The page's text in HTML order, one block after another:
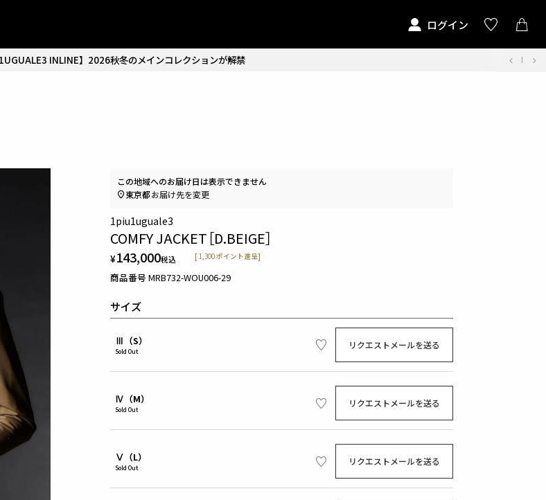
ログイン
INLINE】2026秋冬のメインコレクションが解禁
1piu1uguale3
COMFY JACKET［D.BEIGE］
¥143,000税込 [1,300ポイント進呈]
商品番号 MRB732-WOU006-29
サイズ
Ⅲ（S）
Sold Out
リクエストメールを送る
Ⅳ（M）
Sold Out
リクエストメールを送る
Ⅴ（L）
Sold Out
リクエストメールを送る
この地域へのお届け日は表示できません
東京都お届け先を変更